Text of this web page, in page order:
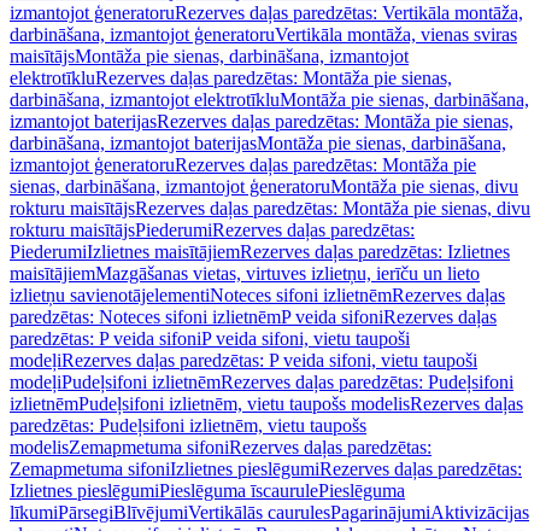
izmantojot ģeneratoruRezerves daļas paredzētas: Vertikāla montāža,
darbināšana, izmantojot ģeneratoruVertikāla montāža, vienas sviras
maisītājsMontāža pie sienas, darbināšana, izmantojot
elektrotīkluRezerves daļas paredzētas: Montāža pie sienas,
darbināšana, izmantojot elektrotīkluMontāža pie sienas, darbināšana,
izmantojot baterijasRezerves daļas paredzētas: Montāža pie sienas,
darbināšana, izmantojot baterijasMontāža pie sienas, darbināšana,
izmantojot ģeneratoruRezerves daļas paredzētas: Montāža pie
sienas, darbināšana, izmantojot ģeneratoruMontāža pie sienas, divu
rokturu maisītājsRezerves daļas paredzētas: Montāža pie sienas, divu
rokturu maisītājsPiederumiRezerves daļas paredzētas:
PiederumiIzlietnes maisītājiemRezerves daļas paredzētas: Izlietnes
maisītājiemMazgāšanas vietas, virtuves izlietņu, ierīču un lieto
izlietņu savienotājelementiNoteces sifoni izlietnēmRezerves daļas
paredzētas: Noteces sifoni izlietnēmP veida sifoniRezerves daļas
paredzētas: P veida sifoniP veida sifoni, vietu taupoši
modeļiRezerves daļas paredzētas: P veida sifoni, vietu taupoši
modeļiPudeļsifoni izlietnēmRezerves daļas paredzētas: Pudeļsifoni
izlietnēmPudeļsifoni izlietnēm, vietu taupošs modelisRezerves daļas
paredzētas: Pudeļsifoni izlietnēm, vietu taupošs
modelisZemapmetuma sifoniRezerves daļas paredzētas:
Zemapmetuma sifoniIzlietnes pieslēgumiRezerves daļas paredzētas:
Izlietnes pieslēgumiPieslēguma īscaurulePieslēguma
līkumiPārsegiBlīvējumiVertikālās caurulesPagarinājumiAktivizācijas